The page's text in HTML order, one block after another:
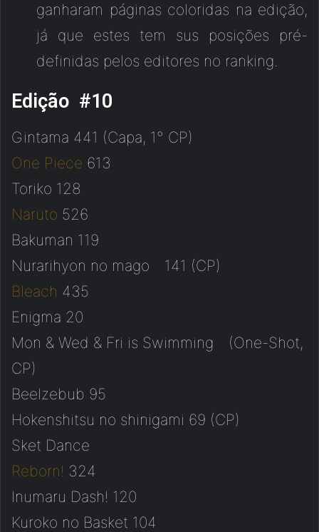
ganharam páginas coloridas na edição,
já que estes tem sus posições pré-
definidas pelos editores no ranking.
Edição #10
Gintama 441 (Capa, 1° CP)
One Piece 613
Toriko 128
Naruto 526
Bakuman 119
Nurarihyon no mago 141 (CP)
Bleach 435
Enigma 20
Mon & Wed & Fri is Swimming (One-Shot,
CP)
Beelzebub 95
Hokenshitsu no shinigami 69 (CP)
Sket Dance
Reborn! 324
Inumaru Dash! 120
Kuroko no Basket 104